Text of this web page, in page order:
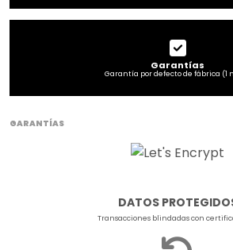
Garantías
Garantía por defecto de fábrica (1
GARANTÍAS
DATOS
Transacciones blindadas con